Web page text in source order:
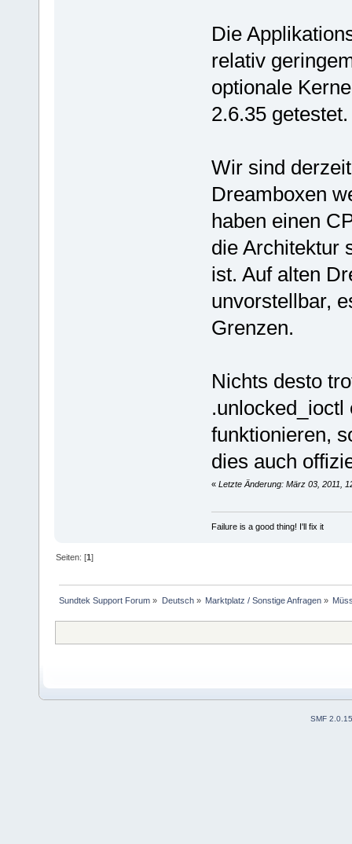
Die
relativ
optionale
2.6.35 getestet.
Wir sind
Dreamboxen
haben einen
die Architektur
ist. Auf alten
unvorstellbar,
Grenzen.
Nichts desto
funktionieren,
dies auch
« Letzte Änderung: März 03, 2011,
Failure is a good thing! I'll fix it
Seiten: [1]
Sundtek Support Forum » Deutsch» Marktplatz / Sonstige Anfragen»
SMF 2.0.15